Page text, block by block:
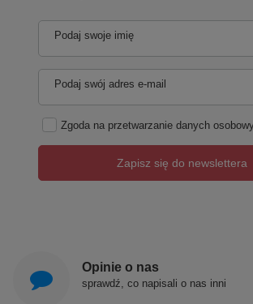
Podaj swoje imię
Podaj swój adres e-mail
Zgoda na przetwarzanie danych
Zapisz się do newslettera
Opinie o nas
sprawdź, co napisali o nas inni